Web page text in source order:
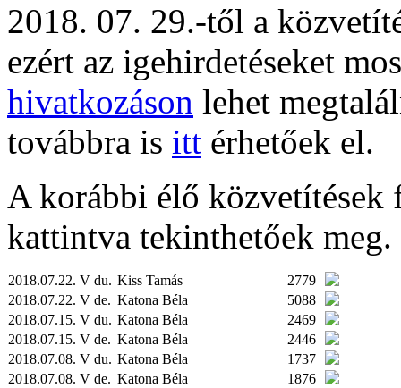
2018. 07. 29.-től a
ezért az igehirdetéseket
hivatkozáson lehet
továbbra is itt érhetőek el.
A korábbi élő közvetítések
kattintva tekinthetőek meg.
2018.07.22. V du. Kiss Tamás
2779
2018.07.22. V de. Katona Béla
5088
2018.07.15. V du. Katona Béla
2469
2018.07.15. V de. Katona Béla
2446
2018.07.08. V du. Katona Béla
1737
2018.07.08. V de. Katona Béla
1876